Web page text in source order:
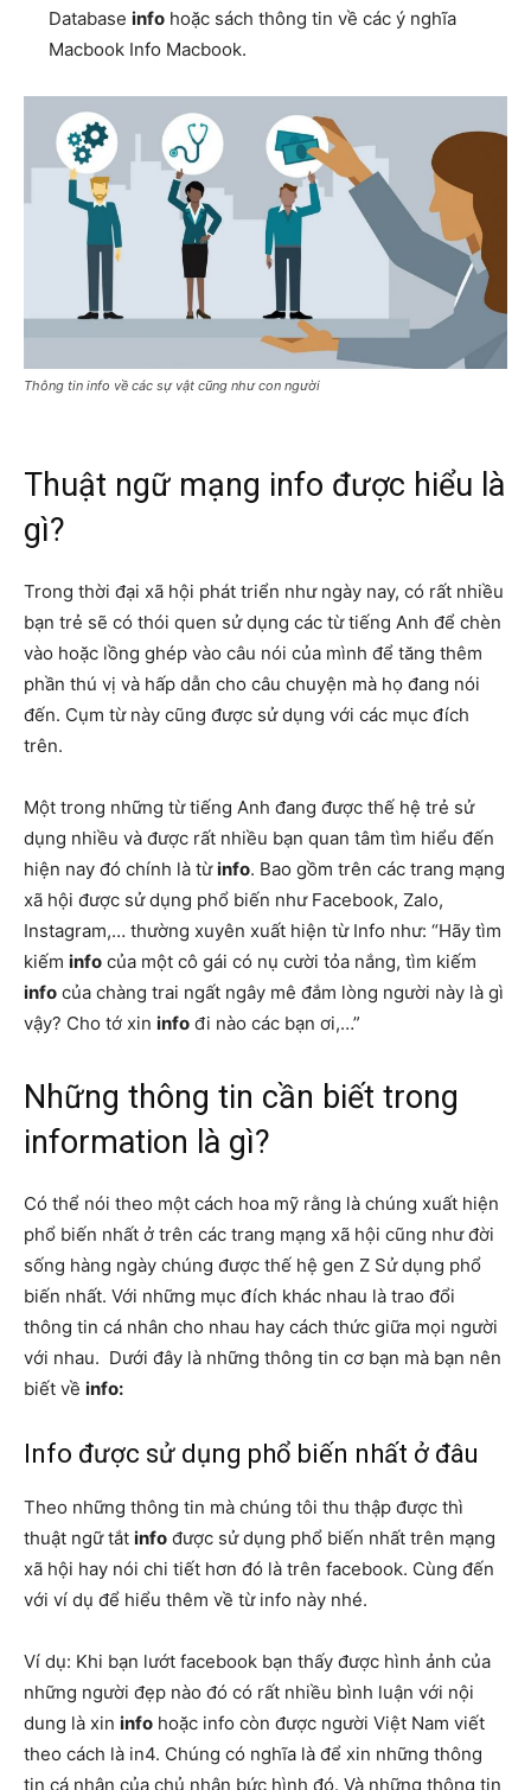
Database info hoặc sách thông tin về các ý nghĩa
Macbook Info Macbook.
Thông tin info về các sự vật cũng như con người
Thuật ngữ mạng info được hiểu là
gì?
Trong thời đại xã hội phát triển như ngày nay, có rất nhiều
bạn trẻ sẽ có thói quen sử dụng các từ tiếng Anh để chèn
vào hoặc lồng ghép vào câu nói của mình để tăng thêm
phần thú vị và hấp dẫn cho câu chuyện mà họ đang nói
đến. Cụm từ này cũng được sử dụng với các mục đích
trên.
Một trong những từ tiếng Anh đang được thế hệ trẻ sử
dụng nhiều và được rất nhiều bạn quan tâm tìm hiểu đến
hiện nay đó chính là từinfo. Bao gồm trên các trang mạng
xã hội được sử dụng phổ biến như Facebook, Zalo,
Instagram,… thường xuyên xuất hiện từ Info như: “Hãy tìm
kiếm info của một cô gái có nụ cười tỏa nắng, tìm kiếm
info của chàng trai ngất ngây mê đắm lòng người này là gì
vậy? Cho tớ xin info đi nào các bạn ơi,…”
Những thông tin cần biết trong
information là gì?
Có thể nói theo một cách hoa mỹ rằng là chúng xuất hiện
phổ biến nhất ở trên các trang mạng xã hội cũng như đời
sống hàng ngày chúng được thế hệ gen Z Sử dụng phổ
biến nhất. Với những mục đích khác nhau là trao đổi
thông tin cá nhân cho nhau hay cách thức giữa mọi người
với nhau. Dưới đây là những thông tin cơ bạn mà bạn nên
biết về info:
Info được sử dụng phổ biến nhất ở đâu
Theo những thông tin mà chúng tôi thu thập được thì
thuật ngữ tắt info được sử dụng phổ biến nhất trên mạng
xã hội hay nói chi tiết hơn đó là trên facebook. Cùng đến
với ví dụ để hiểu thêm về từ info này nhé.
Ví dụ: Khi bạn lướt facebook bạn thấy được hình ảnh của
những người đẹp nào đó có rất nhiều bình luận với nội
dung là xin info hoặc info còn được người Việt Nam viết
theo cách là in4. Chúng có nghĩa là để xin những thông
tin cá nhân của chủ nhân bức hình đó. Và những thông tin